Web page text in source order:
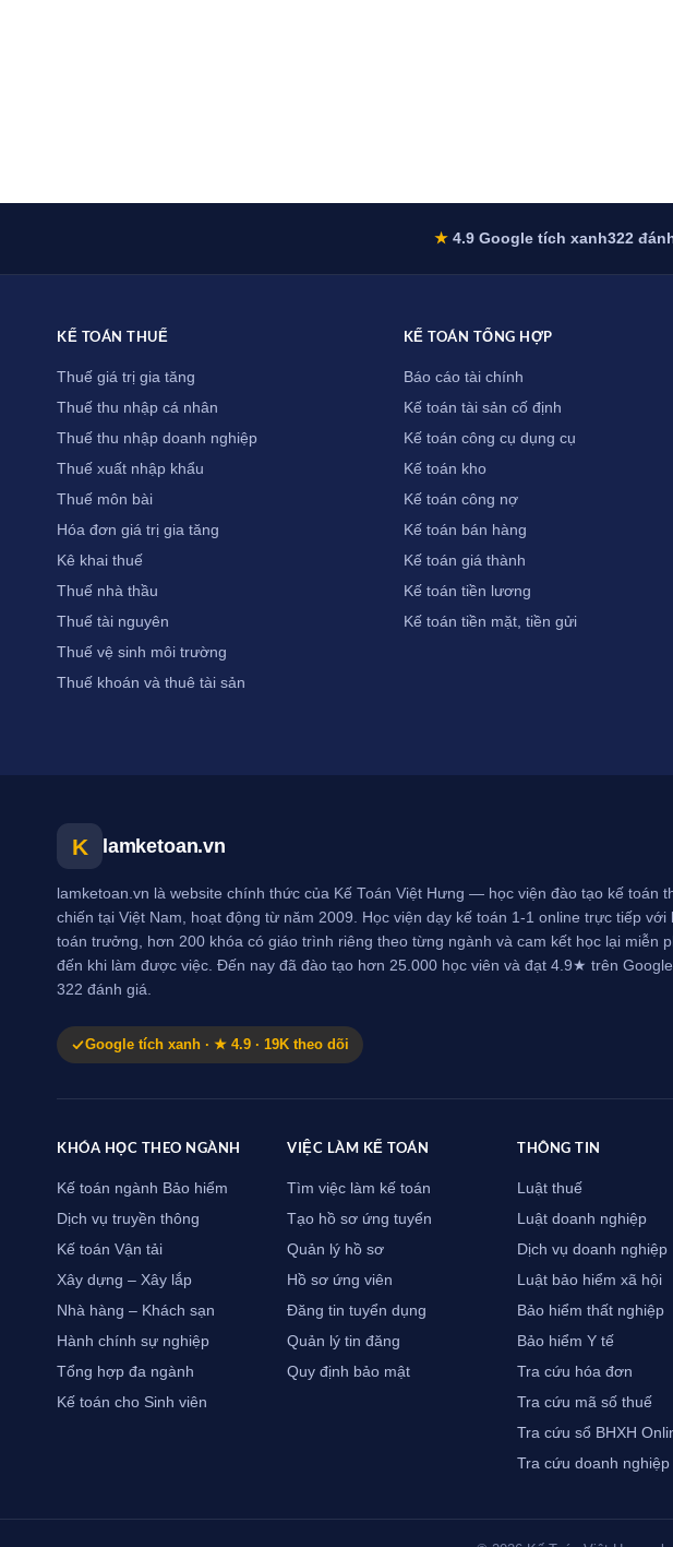
★4.9 Google tích xanh322
KẾ TOÁN THUẾ
Thuế giá trị gia tăng
Thuế thu nhập cá nhân
Thuế thu nhập doanh nghiệp
Thuế xuất nhập khẩu
Thuế môn bài
Hóa đơn giá trị gia tăng
Kê khai thuế
Thuế nhà thầu
Thuế tài nguyên
Thuế vệ sinh môi trường
Thuế khoán và thuê tài sản
KẾ TOÁN TỔNG HỢP
Báo cáo tài chính
Kế toán tài sản cố định
Kế toán công cụ dụng cụ
Kế toán kho
Kế toán công nợ
Kế toán bán hàng
Kế toán giá thành
Kế toán tiền lương
Kế toán tiền mặt, tiền gửi
K lamketoan.vn
lamketoan.vn là website chính thức của Kế Toán Việt Hưng — học viện đào tạo kế toán
chiến tại Việt Nam, hoạt động từ năm 2009. Học viện dạy kế toán 1-1 online trực tiếp với
toán trưởng, hơn 200 khóa có giáo trình riêng theo từng ngành và cam kết học lại miễn
đến khi làm được việc. Đến nay đã đào tạo hơn 25.000 học viên và đạt 4.9★ trên
322 đánh giá.
Google tích xanh · ★ 4.9 · 19K theo dõi
KHÓA HỌC THEO NGÀNH
Kế toán ngành Bảo hiểm
Dịch vụ truyền thông
Kế toán Vận tải
Xây dựng – Xây lắp
Nhà hàng – Khách sạn
Hành chính sự nghiệp
Tổng hợp đa ngành
Kế toán cho Sinh viên
VIỆC LÀM KẾ TOÁN
Tìm việc làm kế toán
Tạo hồ sơ ứng tuyển
Quản lý hồ sơ
Hồ sơ ứng viên
Đăng tin tuyển dụng
Quản lý tin đăng
Quy định bảo mật
THÔNG TIN
Luật thuế
Luật doanh nghiệp
Dịch vụ doanh nghiệp
Luật bảo hiểm xã hội
Bảo hiểm thất nghiệp
Bảo hiểm Y tế
Tra cứu hóa đơn
Tra cứu mã số thuế
Tra cứu sổ BHXH
Tra cứu doanh nghiệp